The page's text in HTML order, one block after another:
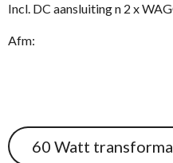
Incl. DC aansluiting n 2 x
Afm:
60 Watt